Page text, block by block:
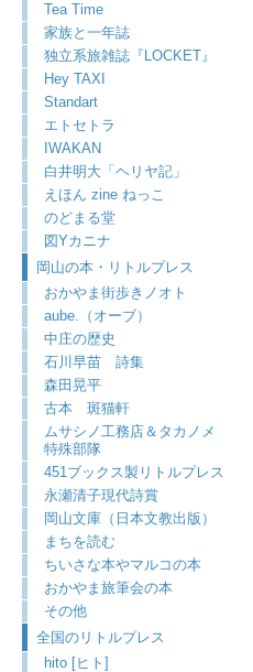
Tea Time
家族と一年誌
独立系旅雑誌『LOCKET』
Hey TAXI
Standart
エトセトラ
IWAKAN
白井明大「ヘリヤ記」
えほん zine ねっこ
のどまる堂
図Yカニナ
岡山の本・リトルプレス
おかやま街歩きノオト
aube.（オーブ）
中庄の歴史
石川早苗 詩集
森田晃平
古本 斑猫軒
ムサシノ工務店＆タカノメ
特殊部隊
451ブックス製リトルプレス
永瀬清子現代詩賞
岡山文庫（日本文教出版）
まちを読む
ちいさな本やマルコの本
おかやま旅筆会の本
その他
全国のリトルプレス
hito [ヒト]